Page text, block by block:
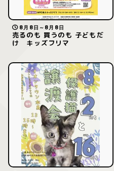
8月8日～8月8日
売るのも 買うのも 子どもだ
け キッズフリマ